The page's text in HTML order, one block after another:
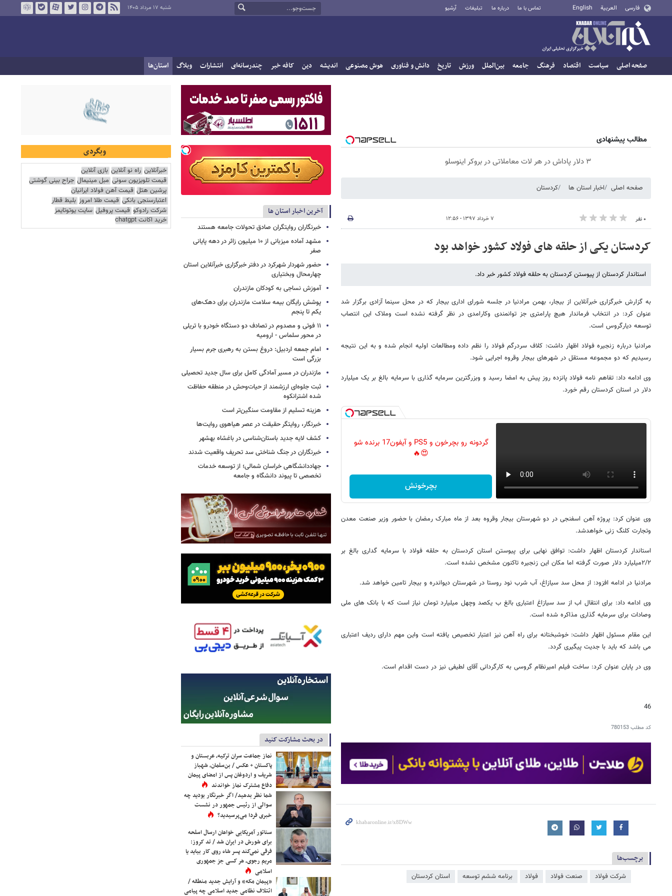
فارسی العربية English تماس با ما درباره ما تبلیغات آرشیو شنبه ۱۷ مرداد ۱۴۰۵
صفحه اصلی سیاست اقتصاد فرهنگ جامعه بین‌الملل ورزش تاریخ دانش و فناوری هوش مصنوعی اندیشه دین کافه خبر چندرسانه‌ای انتشارات وبلاگ استان‌ها
مطالب پیشنهادی
۳ دلار پاداش در هر لات معاملاتی در بروکر اینوسلو
صفحه اصلی اخبار استان ها کردستان
۰ نفر ۷ خرداد ۱۳۹۷ - ۱۲:۵۶
کردستان یکی از حلقه های فولاد کشور خواهد بود
استاندار کردستان از پیوستن کردستان به حلقه فولاد کشور خبر داد.
به گزارش خبرگزاری خبرآنلاین از بیجار، بهمن مرادنیا در جلسه شورای اداری بیجار که در محل سینما آزادی برگزار شد
عنوان کرد: در انتخاب فرماندار هیچ پارامتری جز توانمندی وکارامدی در نظر گرفته نشده است وملاک این انتصاب
توسعه دیارگروس است.
مرادنیا درباره زنجیره فولاد اظهار داشت: کلاف سردرگم فولاد را نظم داده ومطالعات اولیه انجام شده و به این نتیجه
رسیدیم که دو مجموعه مستقل در شهرهای بیجار وقروه اجرایی شود.
وی ادامه داد: تفاهم نامه فولاد پانزده روز پیش به امضا رسید و وبزرگترین سرمایه گذاری با سرمایه بالغ بر یک میلیارد
دلار در استان کردستان رقم خورد.
گردونه رو بچرخون و PS5 و آیفون17 برنده شو
😍🔥
بچرخونش
وی عنوان کرد: پروژه آهن اسفنجی در دو شهرستان بیجار وقروه بعد از ماه مبارک رمضان با حضور وزیر صنعت معدن
وتجارت کلنگ زنی خواهدشد.
استاندار کردستان اظهار داشت: توافق نهایی برای پیوستن استان کردستان به حلقه فولاد با سرمایه گداری بالغ بر
۲/۲میلیارد دلار صورت گرفته اما مکان این زنجیره تاکنون مشخص نشده است.
مرادنیا در ادامه افزود: از محل سد سیازاغ، آب شرب نود روستا در شهرستان دیواندره و بیجار تامین خواهد شد.
وی ادامه داد: برای انتقال اب از سد سیازاغ اعتباری بالغ ب یکصد وچهل میلیارد تومان نیاز است که با بانک های ملی
وصادات برای سرمایه گذاری مذاکره شده است.
این مقام مسئول اظهار داشت: خوشبختانه برای راه آهن نیز اعتبار تخصیص یافته است واین مهم دارای ردیف اعتباری
می باشد که باید با جدیت پیگیری گردد.
وی در پایان عنوان کرد: ساخت فیلم امیرنظام گروسی به کارگردانی آقای لطیفی نیز در دست اقدام است.
46
کد مطلب780153
برچسب‌ها
شرکت فولاد صنعت فولاد فولاد برنامه ششم توسعه استان کردستان
آخرین اخبار استان ها
خبرنگاران روایتگران صادق تحولات جامعه هستند
مشهد آماده میزبانی از ۱۰ میلیون زائر در دهه پایانی
صفر
حضور شهردار شهرکرد در دفتر خبرگزاری خبرآنلاین استان
چهارمحال وبختیاری
آموزش نساجی به کودکان مازندران
پوشش رایگان بیمه سلامت مازندران برای دهک‌های
یکم تا پنجم
۱۱ فوتی و مصدوم در تصادف دو دستگاه خودرو با تریلی
در محور سلماس - ارومیه
امام جمعه اردبیل: دروغ بستن به رهبری جرم بسیار
بزرگی است
مازندران در مسیر آمادگی کامل برای سال جدید تحصیلی
ثبت جلوه‌ای ارزشمند از حیات‌وحش در منطقه حفاظت
شده اشترانکوه
هزینه تسلیم از مقاومت سنگین‌تر است
خبرنگار، روایتگر حقیقت در عصر هیاهوی روایت‌ها
کشف لایه جدید باستان‌شناسی در باغشاه بهشهر
خبرنگاران در جنگ شناختی سد تحریف واقعیت شدند
جهاددانشگاهی خراسان شمالی؛ از توسعه خدمات
تخصصی تا پیوند دانشگاه و جامعه
در بحث مشارکت کنید
نماز جماعت سران ترکیه، عربستان و
پاکستان + عکس / بن‌سلمان، شهباز
شریف و اردوغان پس از امضای پیمان
دفاع مشترک نماز خواندند
شما نظر بدهید/ اگر خبرنگار بودید چه
سوالی از رئیس جمهور در نشست
خبری فردا می‌پرسیدید؟
سناتور آمریکایی خواهان ارسال اسلحه
برای شورش در ایران شد / تد کروز:
فرقی نمی‌کند پسر شاه روی کار بیاید یا
مریم رجوی، هر کسی جز جمهوری
اسلامی
«پیمان مکه» و آرایش جدید منطقه /
ائتلاف نظامی جدید اسلامی چه پیامی
وبگردی
خبرآنلاین راه نو آنلاین بازی آنلاین
قیمت تلویزیون سونی مبل مینیمال جراح بینی گوشتی
پرشین هتل قیمت آهن فولاد ایرانیان
اعتبارسنجی بانکی قیمت طلا امروز بلیط قطار
شرکت رادوکو قیمت پروفیل سایت یوتوتایمز
خرید اکانت chatgpt